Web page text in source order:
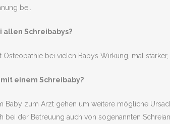
bei.
Schreibabys?
Osteopathie bei vielen Babys Wirkung, mal
einem Schreibaby?
Baby zum Arzt gehen um weitere mögliche
bei der Betreuung auch von sogenannten